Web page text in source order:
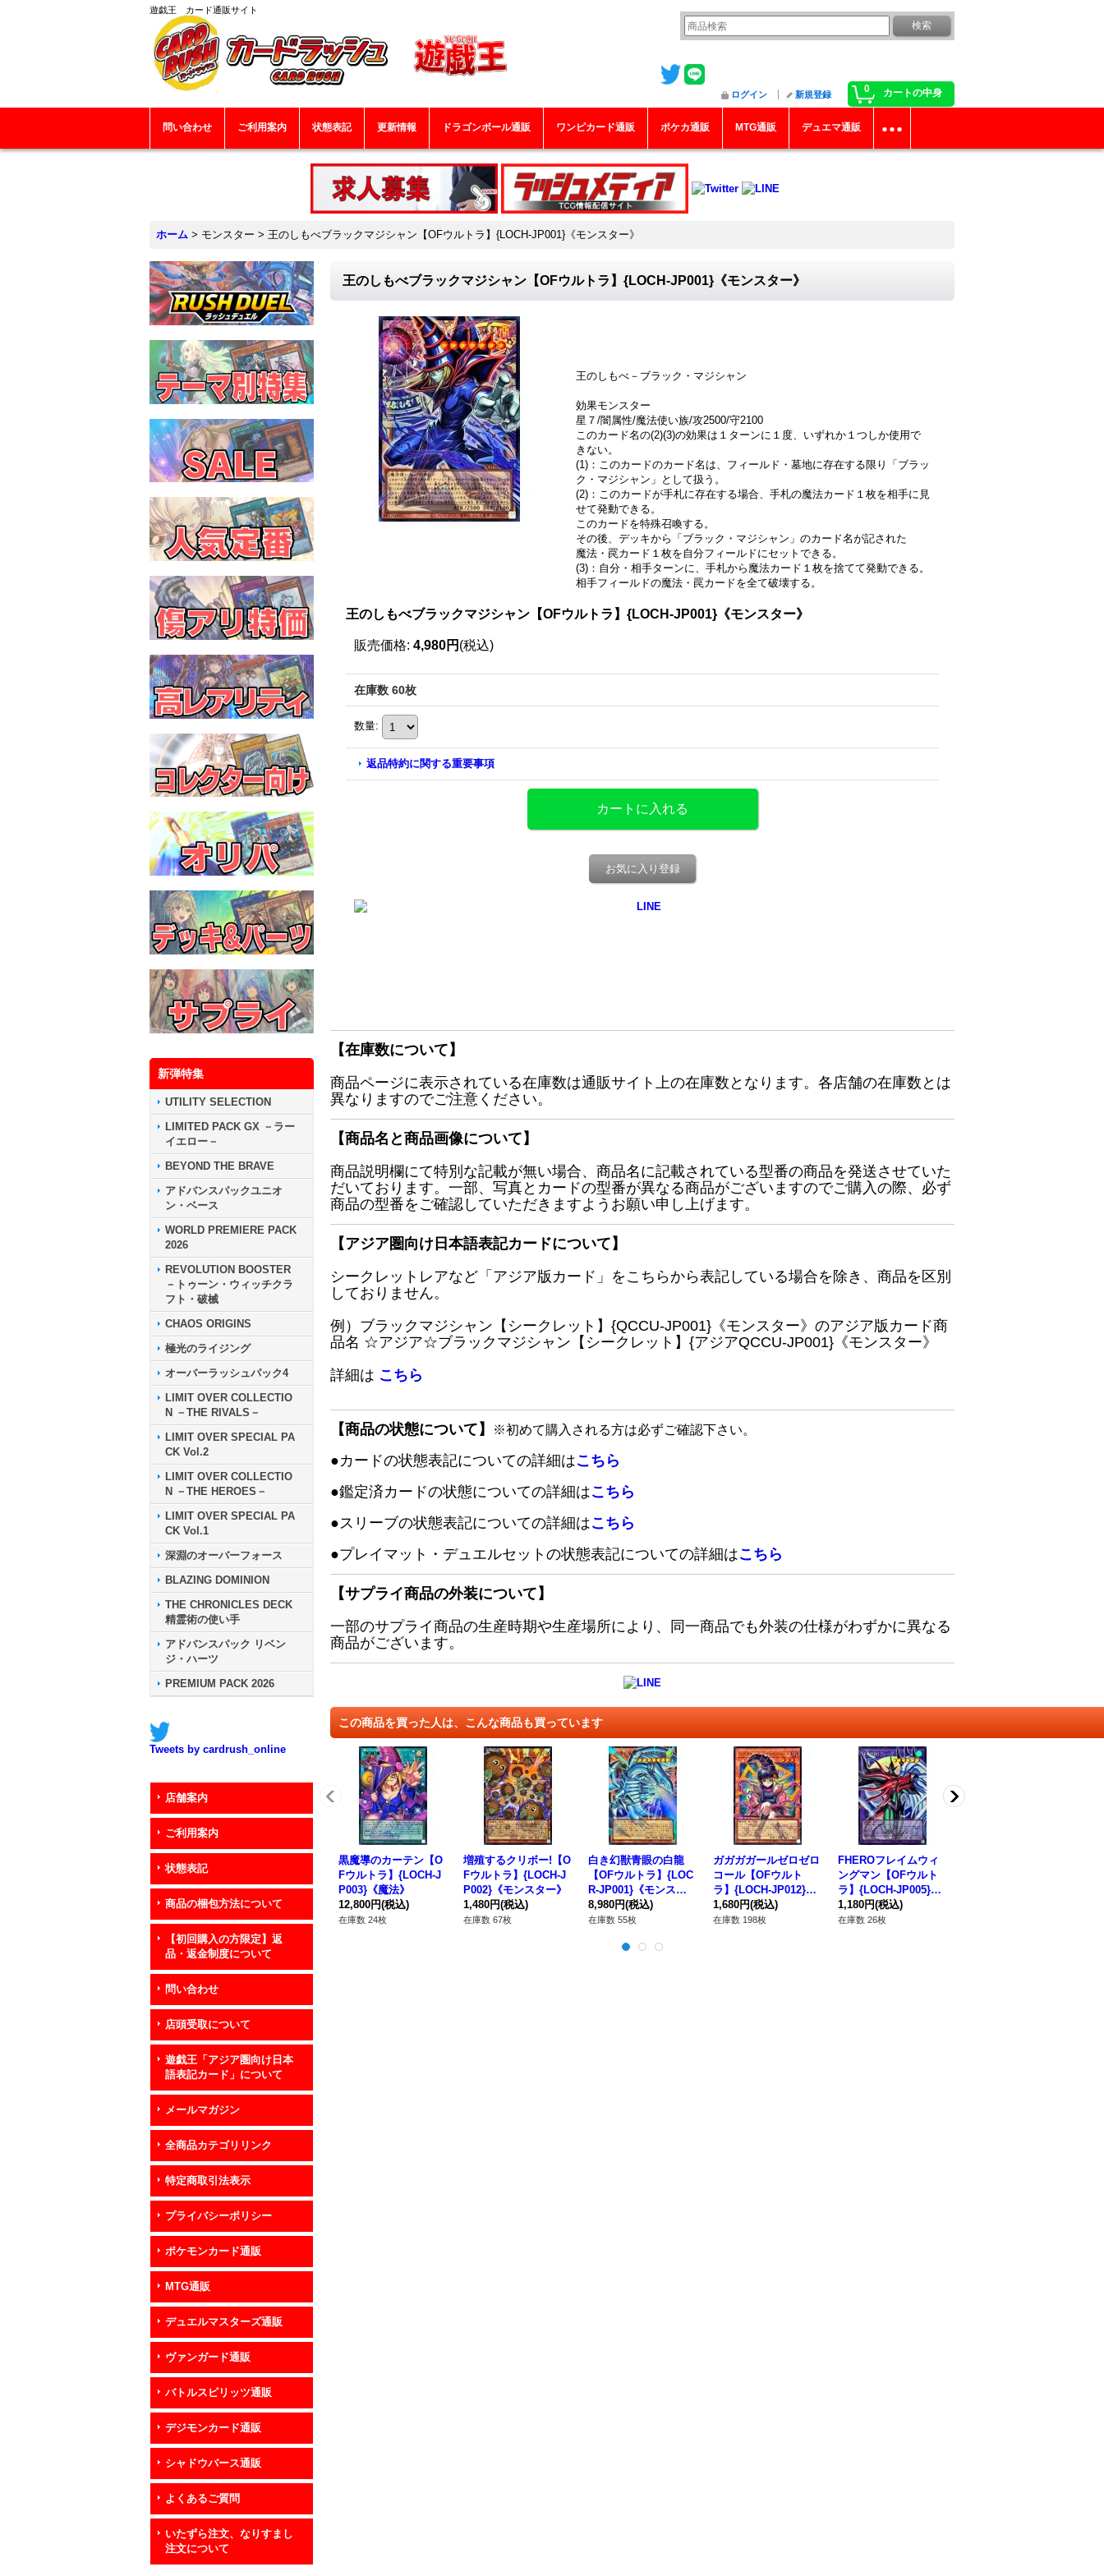
遊戯王 カード通販サイト
0 カートの中身
ログイン 新規登録
問い合わせ ご利用案内 状態表記 更新情報 ドラゴンボール通販 ワンピカード通販 ポケカ通販 MTG通販 デュエマ通販
ホーム > モンスター > 王のしもべブラックマジシャン【OFウルトラ】{LOCH-JP001}《モンスター》
新弾特集
UTILITY SELECTION
LIMITED PACK GX －ラー
イエロー－
BEYOND THE BRAVE
アドバンスパックユニオ
ン・ベース
WORLD PREMIERE PACK
2026
REVOLUTION BOOSTER
－トゥーン・ウィッチクラ
フト・破械
CHAOS ORIGINS
極光のライジング
オーバーラッシュパック4
LIMIT OVER COLLECTIO
N －THE RIVALS－
LIMIT OVER SPECIAL PA
CK Vol.2
LIMIT OVER COLLECTIO
N －THE HEROES－
LIMIT OVER SPECIAL PA
CK Vol.1
深淵のオーバーフォース
BLAZING DOMINION
THE CHRONICLES DECK
精霊術の使い手
アドバンスパック リベン
ジ・ハーツ
PREMIUM PACK 2026
Tweets by cardrush_online
店舗案内
ご利用案内
状態表記
商品の梱包方法について
【初回購入の方限定】返
品・返金制度について
問い合わせ
店頭受取について
遊戯王「アジア圏向け日本
語表記カード」について
メールマガジン
全商品カテゴリリンク
特定商取引法表示
プライバシーポリシー
ポケモンカード通販
MTG通販
デュエルマスターズ通販
ヴァンガード通販
バトルスピリッツ通販
デジモンカード通販
シャドウバース通販
よくあるご質問
いたずら注文、なりすまし
注文について
王のしもべブラックマジシャン【OFウルトラ】{LOCH-JP001}《モンスター》
王のしもべ－ブラック・マジシャン
効果モンスター
星７/闇属性/魔法使い族/攻2500/守2100
このカード名の(2)(3)の効果は１ターンに１度、いずれか１つしか使用で
きない。
(1)：このカードのカード名は、フィールド・墓地に存在する限り「ブラッ
ク・マジシャン」として扱う。
(2)：このカードが手札に存在する場合、手札の魔法カード１枚を相手に見
せて発動できる。
このカードを特殊召喚する。
その後、デッキから「ブラック・マジシャン」のカード名が記された
魔法・罠カード１枚を自分フィールドにセットできる。
(3)：自分・相手ターンに、手札から魔法カード１枚を捨てて発動できる。
相手フィールドの魔法・罠カードを全て破壊する。
王のしもべブラックマジシャン【OFウルトラ】{LOCH-JP001}《モンスター》
販売価格: 4,980円 (税込)
在庫数 60枚
数量:
返品特約に関する重要事項
お気に入り登録
【在庫数について】
商品ページに表示されている在庫数は通販サイト上の在庫数となります。各店舗の在庫数とは
異なりますのでご注意ください。
【商品名と商品画像について】
商品説明欄にて特別な記載が無い場合、商品名に記載されている型番の商品を発送させていた
だいております。一部、写真とカードの型番が異なる商品がございますのでご購入の際、必ず
商品の型番をご確認していただきますようお願い申し上げます。
【アジア圏向け日本語表記カードについて】
シークレットレアなど「アジア版カード」をこちらから表記している場合を除き、商品を区別
しておりません。
例）ブラックマジシャン【シークレット】{QCCU-JP001}《モンスター》のアジア版カード商
品名 ☆アジア☆ブラックマジシャン【シークレット】{アジアQCCU-JP001}《モンスター》
詳細は こちら
【商品の状態について】 ※初めて購入される方は必ずご確認下さい。
●カードの状態表記についての詳細はこちら
●鑑定済カードの状態についての詳細はこちら
●スリーブの状態表記についての詳細はこちら
●プレイマット・デュエルセットの状態表記についての詳細はこちら
【サプライ商品の外装について】
一部のサプライ商品の生産時期や生産場所により、同一商品でも外装の仕様がわずかに異なる
商品がございます。
この商品を買った人は、こんな商品も買っています
黒魔導のカーテン【O
Fウルトラ】{LOCH-J
P003}《魔法》
12,800円(税込)
在庫数 24枚
増殖するクリボー!【O
Fウルトラ】{LOCH-J
P002}《モンスター》
1,480円(税込)
在庫数 67枚
白き幻獣青眼の白龍
【OFウルトラ】{LOC
R-JP001}《モンスタ
ー》
8,980円(税込)
在庫数 55枚
ガガガガールゼロゼロ
コール【OFウルト
ラ】{LOCH-JP012}
《モンスター》
1,680円(税込)
在庫数 198枚
FHEROフレイムウィ
ングマン【OFウルト
ラ】{LOCH-JP005}
《融合》
1,180円(税込)
在庫数 26枚